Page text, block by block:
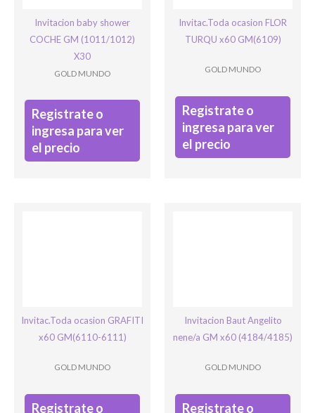
Invitacion baby shower
COCHE GM (1011/1012)
X30
GOLD MUNDO
Registrate o
ingresa para ver
el precio
Invitac.Toda ocasion FLOR
TURQU x60 GM(6109)
GOLD MUNDO
Registrate o
ingresa para ver
el precio
Invitac.Toda ocasion GRAFITI
x60 GM(6110-6111)
GOLD MUNDO
Registrate o
Invitacion Baut Angelito
nene/a GM x60 (4184/4185)
GOLD MUNDO
Registrate o